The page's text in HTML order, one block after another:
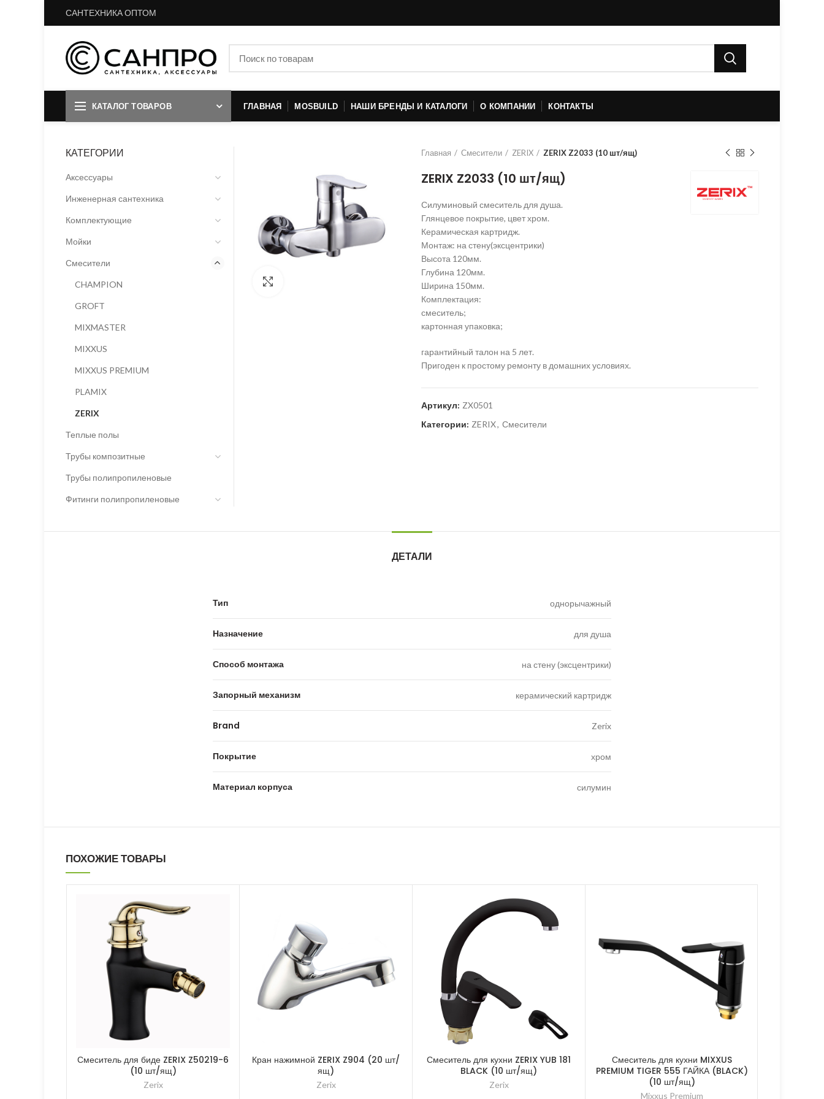
САНТЕХНИКА ОПТОМ
КАТАЛОГ ТОВАРОВ ГЛАВНАЯ MOSBUILD НАШИ БРЕНДЫ И КАТАЛОГИ О КОМПАНИИ КОНТАКТЫ
Главная Смесители ZERIX ZERIX Z2033 (10 шт/ящ)
ZERIX Z2033 (10 шт/ящ)
Силуминовый смеситель для душа.
Глянцевое покрытие, цвет хром.
Керамическая картридж.
Монтаж: на стену(эксцентрики)
Высота 120мм.
Глубина 120мм.
Ширина 150мм.
Комплектация:
смеситель;
картонная упаковка;
гарантийный талон на 5 лет.
Пригоден к простому ремонту в домашних условиях.
Артикул: ZX0501
Категории: ZERIX, Смесители
КАТЕГОРИИ
Аксессуары
Инженерная сантехника
Комплектующие
Мойки
Смесители
CHAMPION
GROFT
MIXMASTER
MIXXUS
MIXXUS PREMIUM
PLAMIX
ZERIX
Теплые полы
Трубы композитные
Трубы полипропиленовые
Фитинги полипропиленовые
ДЕТАЛИ
Тип однорычажный
Назначение для душа
Способ монтажа на стену (эксцентрики)
Запорный механизм керамический картридж
Brand Zerix
Покрытие хром
Материал корпуса силумин
ПОХОЖИЕ ТОВАРЫ
Смеситель для биде ZERIX Z50219-6
(10 шт/ящ)
Zerix
Кран нажимной ZERIX Z904 (20 шт/
ящ)
Zerix
Смеситель для кухни ZERIX YUB 181
BLACK (10 шт/ящ)
Zerix
Смеситель для кухни MIXXUS
PREMIUM TIGER 555 ГАЙКА (BLACK)
(10 шт/ящ)
Mixxus Premium